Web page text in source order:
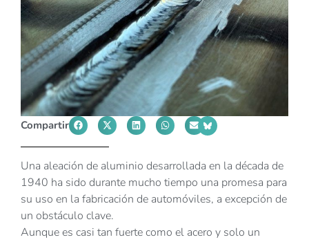
Compartir
Una aleación de aluminio desarrollada en la década de
1940 ha sido durante mucho tiempo una promesa para
su uso en la fabricación de automóviles, a excepción de
un obstáculo clave.
Aunque es casi tan fuerte como el acero y solo un